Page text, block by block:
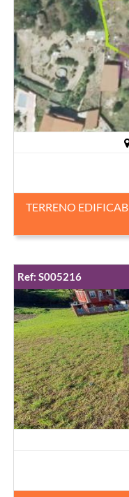
TERRENO
Ref: S005216